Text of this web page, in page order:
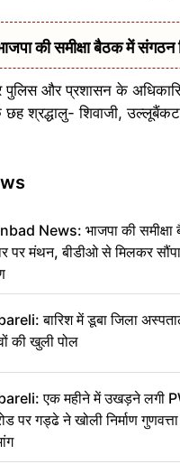
की समीक्षा बैठक में संगठन
और प्रशासन के
श्रद्धालु- शिवाजी,
News: भाजपा की
पर मंथन, बीडीओ से मिलकर
बारिश में डूबा जिला
की खुली पोल
एक महीने में उखड़ने लगी
पर गड्ढे ने खोली निर्माण